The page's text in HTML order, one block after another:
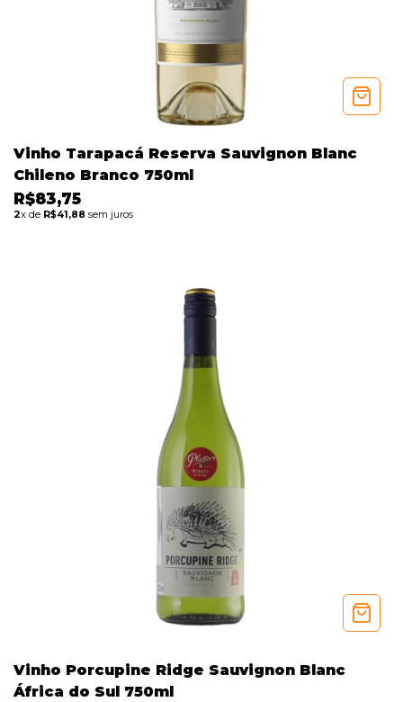
Vinho Tarapacá Reserva Sauvignon Blanc
Chileno Branco 750ml
R$83,75
2x de R$41,88 sem juros
Vinho Porcupine Ridge Sauvignon Blanc
África do Sul 750ml